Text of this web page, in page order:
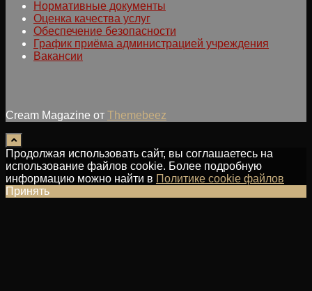
Нормативные документы
Оценка качества услуг
Обеспечение безопасности
График приёма администрацией учреждения
Вакансии
Cream Magazine от Themebeez
Продолжая использовать сайт, вы соглашаетесь на
использование файлов cookie. Более подробную
информацию можно найти в Политике cookie файлов
Принять